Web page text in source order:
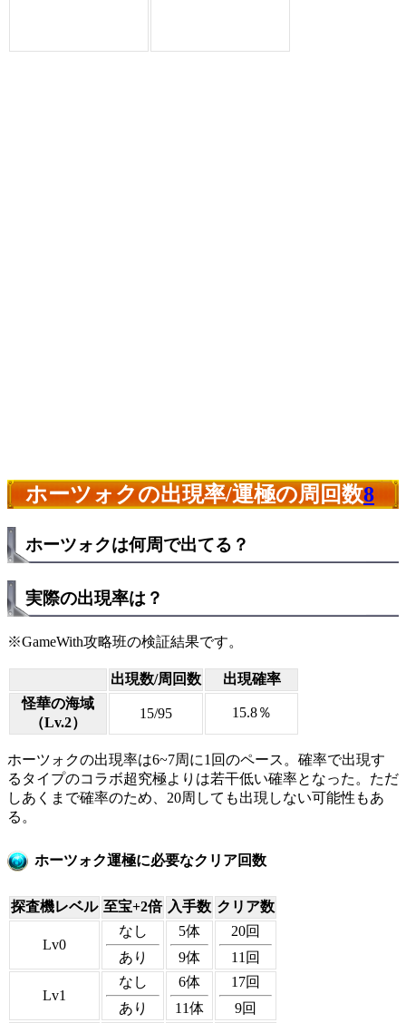
ホーツォクの出現率/運極の周回数8
ホーツォクは何周で出てる？
実際の出現率は？
※GameWith攻略班の検証結果です。
出現数/周回数
出現確率
怪華の海域
（Lv.2）
15/95 15.8％
ホーツォクの出現率は6~7周に1回のペース。確率で出現す
るタイプのコラボ超究極よりは若干低い確率となった。ただ
しあくまで確率のため、20周しても出現しない可能性もあ
る。
ホーツォク運極に必要なクリア回数
探査機レベル 至宝+2倍 入手数 クリア数
Lv0
なし
あり
5体
9体
20回
11回
Lv1
なし
あり
6体
11体
17回
9回